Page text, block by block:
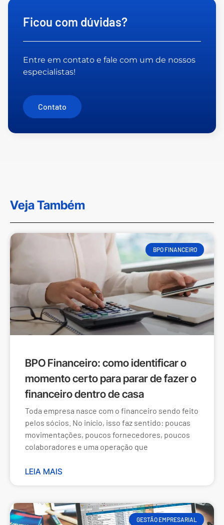
Ficou com dúvidas?
Entre em contato e fale com um de nossos
especialistas!
Contato
Veja Também
BPO FINANCEIRO
BPO Financeiro: como identificar o
momento certo para parar de fazer o
financeiro dentro de casa
Toda empresa nasce com o financeiro sendo feito
pelos sócios. No início, isso faz sentido: poucas
movimentações, poucos fornecedores, poucos
colaboradores e uma operação que
LEIA MAIS
GESTÃO EMPRESARIAL